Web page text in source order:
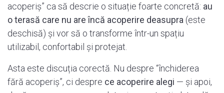
acoperiș” ca să descrie o situație foarte concretă: au
o terasă care nu are încă acoperire deasupra (este
deschisă) și vor să o transforme într-un spațiu
utilizabil, confortabil și protejat.
Asta este discuția corectă. Nu despre “închiderea
fără acoperiș”, ci despre ce acoperire alegi — și apoi,